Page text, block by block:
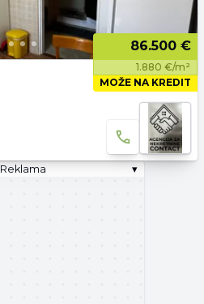
86.500 €
1.880 €/m²
MOŽE NA KREDIT
Reklama ▾